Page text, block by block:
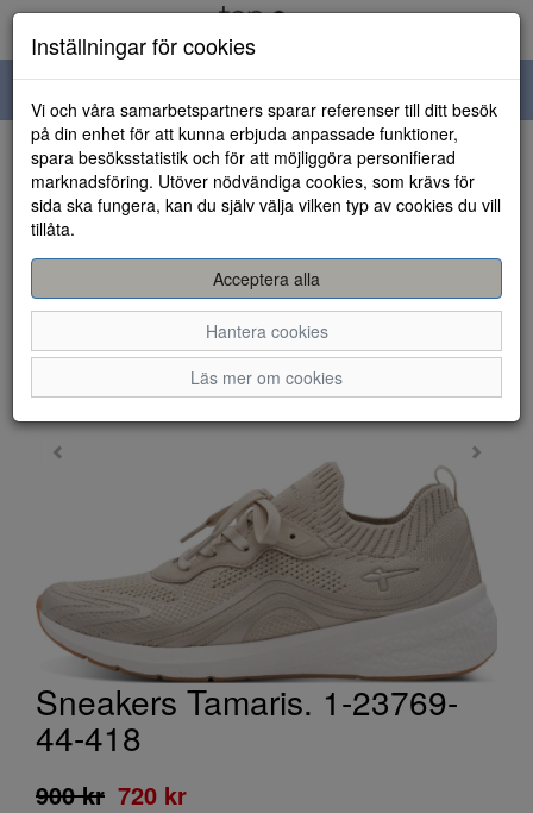
navigation
HEM
Sneakers Tamaris. 1-23769-
44-418
900 kr 720 kr
Inställningar för cookies
Vi och våra samarbetspartners sparar referenser till ditt besök
på din enhet för att kunna erbjuda anpassade funktioner,
spara besöksstatistik och för att möjliggöra personifierad
marknadsföring. Utöver nödvändiga cookies, som krävs för
sida ska fungera, kan du själv välja vilken typ av cookies du vill
tillåta.
Acceptera alla
Hantera cookies
Läs mer om cookies